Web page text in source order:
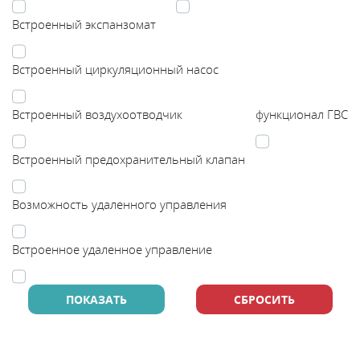
Найти магазин
Найти
монтажника
В
y
Встроенный экспанзомат
Встроенный циркуляционный насос
Встроенный воздухоотводчик функционал ГВС
Встроенный предохранительный клапан
Возможность удаленного управления
Встроенное удаленное управление